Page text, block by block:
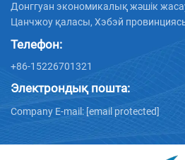
Донггуан экономикалық жәшік
Цанчжоу қаласы, Хэбэй
Телефон:
+86-15226701321
Электрондық пошта:
Company E-mail: [email protected]